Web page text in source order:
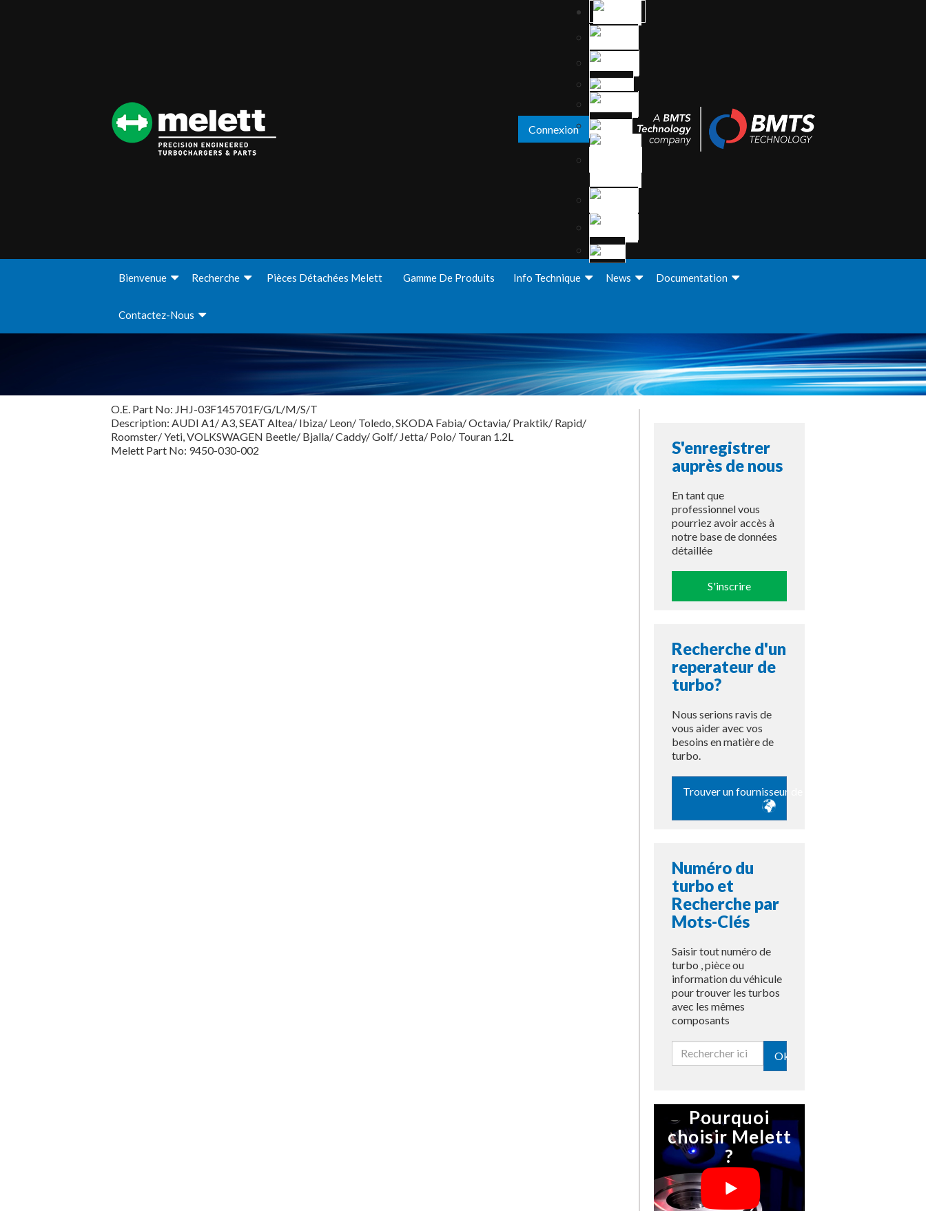
Connexion
Bienvenue Recherche Pièces Détachées Melett Gamme De Produits Info Technique News Documentation
Contactez-Nous
O.E. Part No: JHJ-03F145701F/G/L/M/S/T
Description: AUDI A1/ A3, SEAT Altea/ Ibiza/ Leon/ Toledo, SKODA Fabia/ Octavia/ Praktik/ Rapid/
Roomster/ Yeti, VOLKSWAGEN Beetle/ Bjalla/ Caddy/ Golf/ Jetta/ Polo/ Touran 1.2L
Melett Part No: 9450-030-002
S'enregistrer
auprès de nous
En tant que
professionnel vous
pourriez avoir accès à
notre base de données
détaillée
S'inscrire
Recherche d'un
reperateur de
turbo?
Nous serions ravis de
vous aider avec vos
besoins en matière de
turbo.
Trouver un fournisseur de pièces
Numéro du
turbo et
Recherche par
Mots-Clés
Saisir tout numéro de
turbo , pièce ou
information du véhicule
pour trouver les turbos
avec les mêmes
composants
Ok
Pourquoi
choisir Melett
?